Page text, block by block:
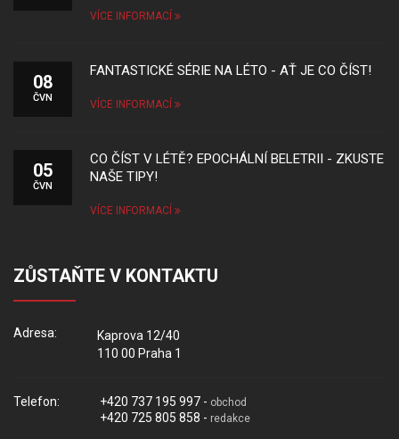
VÍCE INFORMACÍ
08
ČVN
FANTASTICKÉ SÉRIE NA LÉTO - AŤ JE CO ČÍST!
VÍCE INFORMACÍ
05
ČVN
CO ČÍST V LÉTĚ? EPOCHÁLNÍ BELETRII - ZKUSTE
NAŠE TIPY!
VÍCE INFORMACÍ
ZŮSTAŇTE V KONTAKTU
Adresa:
Kaprova 12/40
110 00 Praha 1
Telefon: +420 737 195 997 - obchod
+420 725 805 858 - redakce